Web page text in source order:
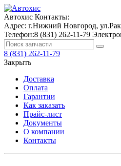
Автохис Контакты:
Адрес: г.Нижний Новгород,
Телефон:8 (831) 262-11-79
8 (831) 262-11-79
Закрыть
Доставка
Оплата
Гарантии
Как заказать
Прайс-лист
Документы
О компании
Контакты